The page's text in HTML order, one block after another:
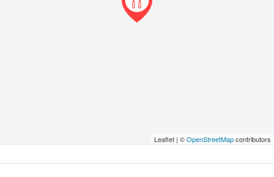
Leaflet | ©OpenStreetMapcontributors